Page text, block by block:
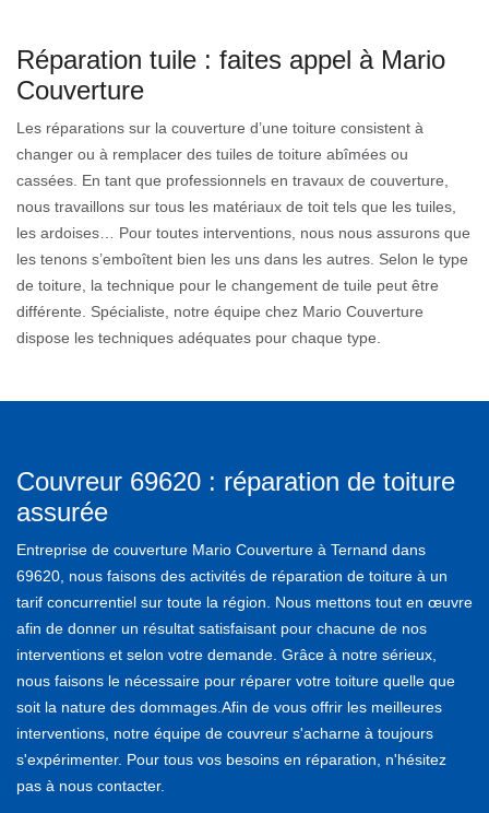
Réparation tuile : faites appel à Mario
Couverture
Les réparations sur la couverture d’une toiture consistent à
changer ou à remplacer des tuiles de toiture abîmées ou
cassées. En tant que professionnels en travaux de couverture,
nous travaillons sur tous les matériaux de toit tels que les tuiles,
les ardoises… Pour toutes interventions, nous nous assurons que
les tenons s’emboîtent bien les uns dans les autres. Selon le type
de toiture, la technique pour le changement de tuile peut être
différente. Spécialiste, notre équipe chez Mario Couverture
dispose les techniques adéquates pour chaque type.
Couvreur 69620 : réparation de toiture
assurée
Entreprise de couverture Mario Couverture à Ternand dans
69620, nous faisons des activités de réparation de toiture à un
tarif concurrentiel sur toute la région. Nous mettons tout en œuvre
afin de donner un résultat satisfaisant pour chacune de nos
interventions et selon votre demande. Grâce à notre sérieux,
nous faisons le nécessaire pour réparer votre toiture quelle que
soit la nature des dommages.Afin de vous offrir les meilleures
interventions, notre équipe de couvreur s'acharne à toujours
s'expérimenter. Pour tous vos besoins en réparation, n'hésitez
pas à nous contacter.